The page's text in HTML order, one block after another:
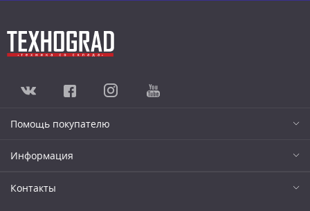
Помощь покупателю
Информация
Контакты